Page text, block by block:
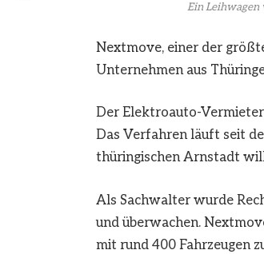
Ein
Nextmove, einer der
Unternehmen aus
Der Elektroauto-
Das Verfahren läuft seit
thüringischen Arnstadt
Als Sachwalter wurde
und überwachen.
mit rund 400 Fahrzeugen